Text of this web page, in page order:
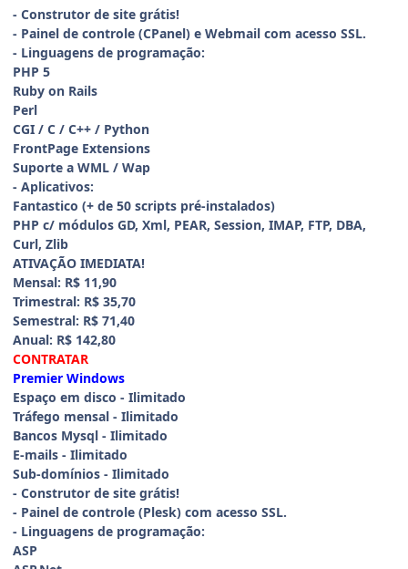
- Construtor de site grátis!
- Painel de controle (CPanel) e Webmail com acesso SSL.
- Linguagens de programação:
PHP 5
Ruby on Rails
Perl
CGI / C / C++ / Python
FrontPage Extensions
Suporte a WML / Wap
- Aplicativos:
Fantastico (+ de 50 scripts pré-instalados)
PHP c/ módulos GD, Xml, PEAR, Session, IMAP, FTP, DBA,
Curl, Zlib
ATIVAÇÃO IMEDIATA!
Mensal: R$ 11,90
Trimestral: R$ 35,70
Semestral: R$ 71,40
Anual: R$ 142,80
CONTRATAR
Premier Windows
Espaço em disco - Ilimitado
Tráfego mensal - Ilimitado
Bancos Mysql - Ilimitado
E-mails - Ilimitado
Sub-domínios - Ilimitado
- Construtor de site grátis!
- Painel de controle (Plesk) com acesso SSL.
- Linguagens de programação:
ASP